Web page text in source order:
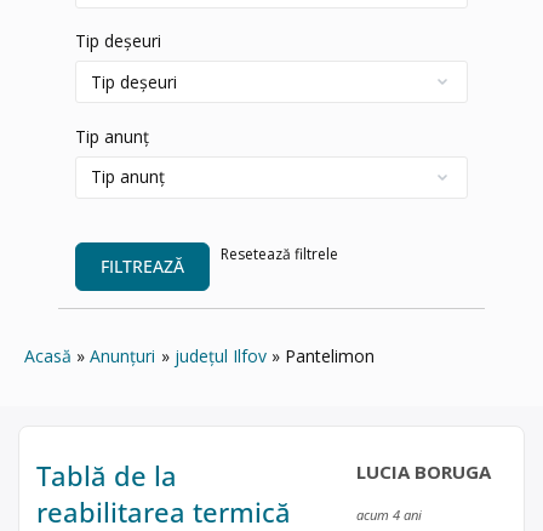
Tip deșeuri
Tip anunț
FILTREAZĂ
Resetează filtrele
Acasă Anunțuri județul Ilfov Pantelimon
Tablă de la
reabilitarea termică
LUCIA BORUGA
acum 4 ani